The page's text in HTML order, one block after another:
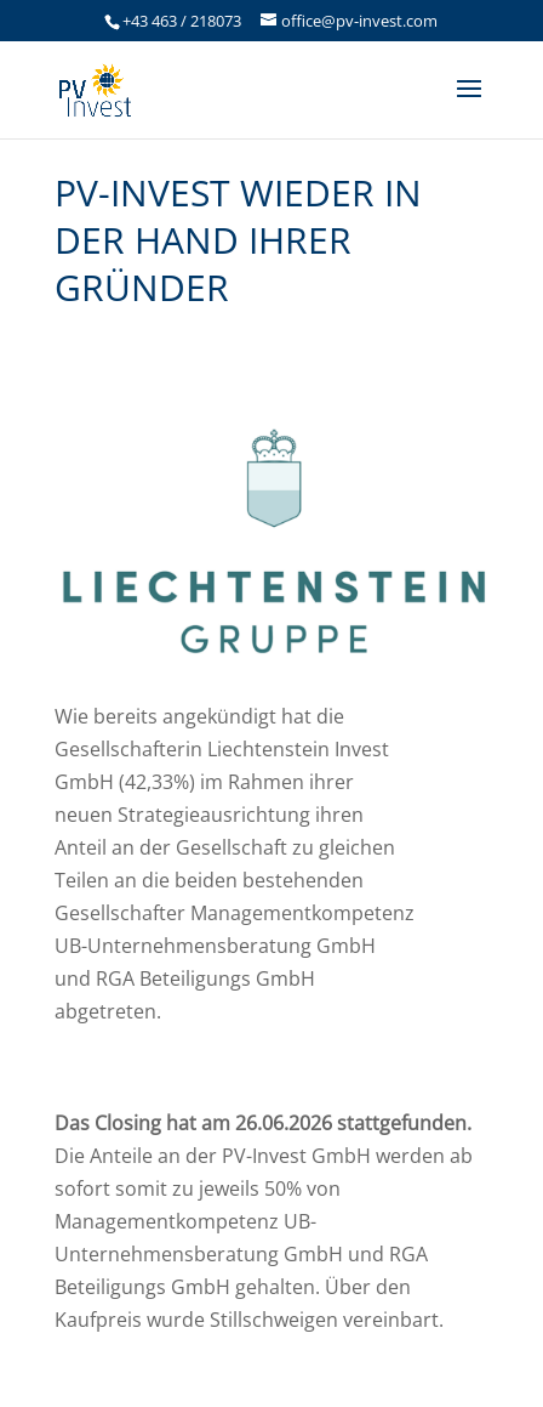
+43 463 / 218073 office@pv-invest.com
PV-INVEST WIEDER IN
DER HAND IHRER
GRÜNDER
Wie bereits angekündigt hat die
Gesellschafterin Liechtenstein Invest
GmbH (42,33%) im Rahmen ihrer
neuen Strategieausrichtung ihren
Anteil an der Gesellschaft zu gleichen
Teilen an die beiden bestehenden
Gesellschafter Managementkompetenz
UB-Unternehmensberatung GmbH
und RGA Beteiligungs GmbH
abgetreten.
Das Closing hat am 26.06.2026 stattgefunden.
Die Anteile an der PV-Invest GmbH werden ab
sofort somit zu jeweils 50% von
Managementkompetenz UB-
Unternehmensberatung GmbH und RGA
Beteiligungs GmbH gehalten. Über den
Kaufpreis wurde Stillschweigen vereinbart.